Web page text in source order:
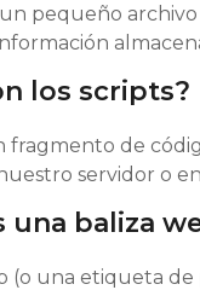
pequeño
los scripts?
fragmento de
servidor o
una baliza
(o una etiqueta